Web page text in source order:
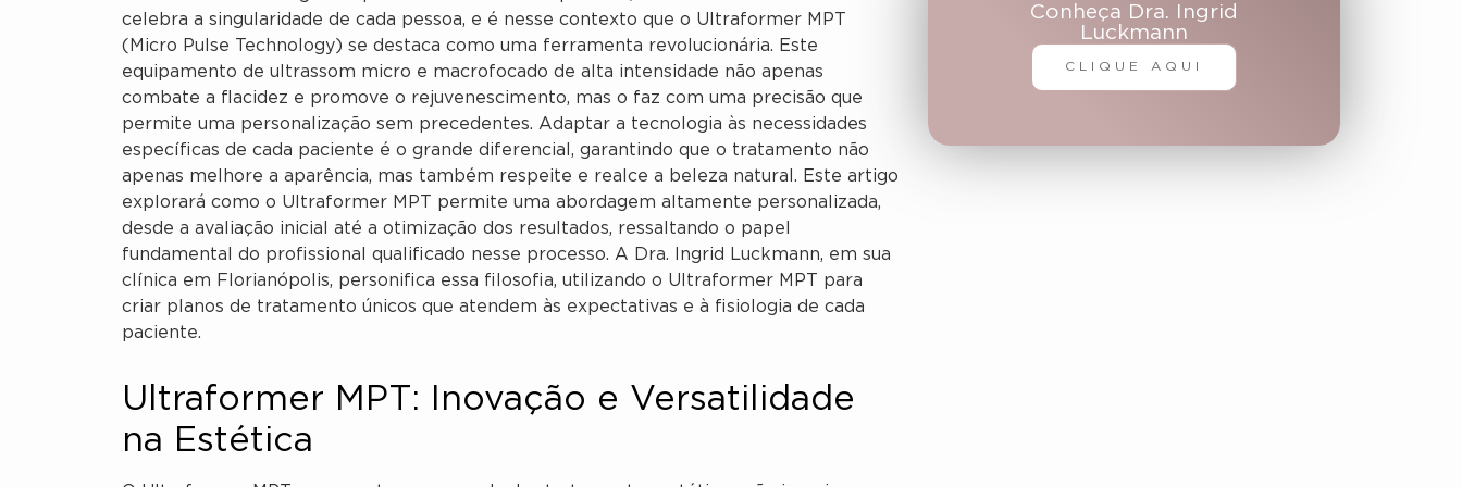
celebra a singularidade de cada pessoa, e é nesse contexto que o Ultraformer MPT
(Micro Pulse Technology) se destaca como uma ferramenta revolucionária. Este
equipamento de ultrassom micro e macrofocado de alta intensidade não apenas
combate a flacidez e promove o rejuvenescimento, mas o faz com uma precisão que
permite uma personalização sem precedentes. Adaptar a tecnologia às necessidades
específicas de cada paciente é o grande diferencial, garantindo que o tratamento não
apenas melhore a aparência, mas também respeite e realce a beleza natural. Este artigo
explorará como o Ultraformer MPT permite uma abordagem altamente personalizada,
desde a avaliação inicial até a otimização dos resultados, ressaltando o papel
fundamental do profissional qualificado nesse processo. A Dra. Ingrid Luckmann, em sua
clínica em Florianópolis, personifica essa filosofia, utilizando o Ultraformer MPT para
criar planos de tratamento únicos que atendem às expectativas e à fisiologia de cada
paciente.
Ultraformer MPT: Inovação e Versatilidade
na Estética
Conheça Dra. Ingrid
Luckmann
CLIQUE AQUI